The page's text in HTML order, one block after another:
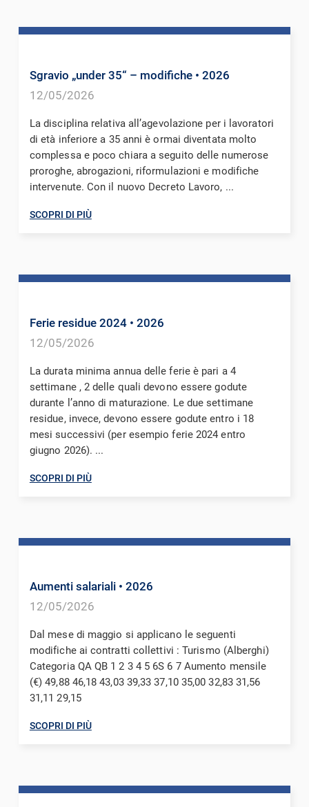
Sgravio „under 35“ – modifiche • 2026
12/05/2026
La disciplina relativa all’agevolazione per i lavoratori
di età inferiore a 35 anni è ormai diventata molto
complessa e poco chiara a seguito delle numerose
proroghe, abrogazioni, riformulazioni e modifiche
intervenute. Con il nuovo Decreto Lavoro, ...
SCOPRI DI PIÙ
Ferie residue 2024 • 2026
12/05/2026
La durata minima annua delle ferie è pari a 4
settimane , 2 delle quali devono essere godute
durante l’anno di maturazione. Le due settimane
residue, invece, devono essere godute entro i 18
mesi successivi (per esempio ferie 2024 entro
giugno 2026). ...
SCOPRI DI PIÙ
Aumenti salariali • 2026
12/05/2026
Dal mese di maggio si applicano le seguenti
modifiche ai contratti collettivi : Turismo (Alberghi)
Categoria QA QB 1 2 3 4 5 6S 6 7 Aumento mensile
(€) 49,88 46,18 43,03 39,33 37,10 35,00 32,83 31,56
31,11 29,15
SCOPRI DI PIÙ